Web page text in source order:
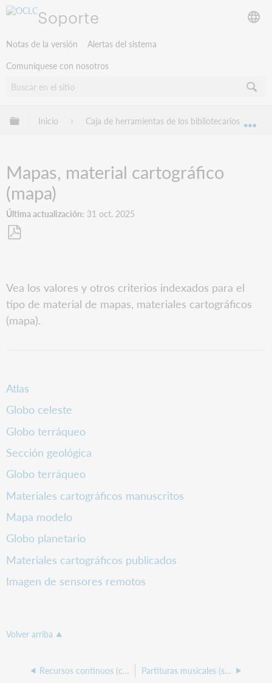
Soporte
Notas de la versión
Alertas del sistema
Comuníquese con nosotros
Expandir/contraer jerarquía global
Inicio Caja de herramientas de los bibliotecarios
Mapas, material cartográfico
(mapa)
Última actualización 31 oct. 2025
Vea los valores y otros criterios indexados para el
tipo de material de mapas, materiales cartográficos
(mapa).
Atlas
Globo celeste
Globo terráqueo
Sección geológica
Globo terráqueo
Materiales cartográficos manuscritos
Mapa modelo
Globo planetario
Materiales cartográficos publicados
Imagen de sensores remotos
Volver arriba
Recursos continuos (cnr) Partituras musicales (sco)